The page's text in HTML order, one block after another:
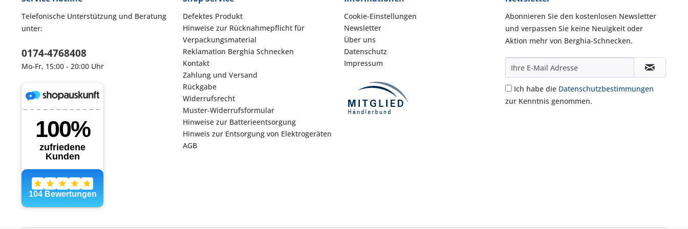
Telefonische Unterstützung und Beratung
unter:
0174-4768408
Mo-Fr, 15:00 - 20:00 Uhr
Defektes Produkt
Hinweise zur Rücknahmepflicht für
Verpackungsmaterial
Reklamation Berghia Schnecken
Kontakt
Zahlung und Versand
Rückgabe
Widerrufsrecht
Muster-Widerrufsformular
Hinweise zur Batterieentsorgung
Hinweis zur Entsorgung von Elektrogeräten
AGB
Cookie-Einstellungen
Newsletter
Über uns
Datenschutz
Impressum
Abonnieren Sie den kostenlosen Newsletter
und verpassen Sie keine Neuigkeit oder
Aktion mehr von Berghia-Schnecken.
Ich habe die Datenschutzbestimmungen
zur Kenntnis genommen.